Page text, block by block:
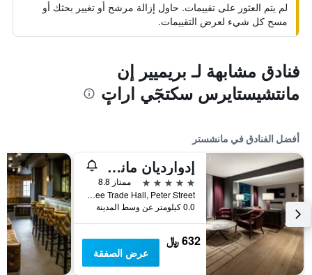
لم يتم العثور على تقييمات. حاول إزالة مرشح أو تغيير بحثك أو
مسح كل شيء لعرض التقييمات.
فنادق مشابهة لـ بريميير إن
مانتشيستايرس سكتجٓي اراتٕ
أفضل الفنادق في مانشستر
إدوارديان مانشستر، فندق راديسون كوليكشن
5 نجوم
ممتاز 8.8
Free Trade Hall, Peter Street, مانشستر, المملكة المتحدة
0.0 كيلومتر عن وسط المدينة
632 ﷼
عرض الصفقة